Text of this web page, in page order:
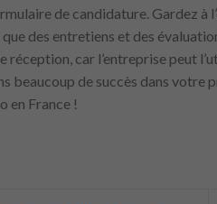
de candidature. Gardez
des entretiens et des
car l’entreprise peut
beaucoup de succès dans
en France !